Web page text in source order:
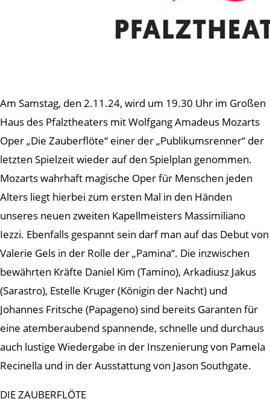
Am Samstag, den 2.11.24, wird um 19.30 Uhr im Großen
Haus des Pfalztheaters mit Wolfgang Amadeus Mozarts
Oper „Die Zauberflöte“ einer der „Publikumsrenner“ der
letzten Spielzeit wieder auf den Spielplan genommen.
Mozarts wahrhaft magische Oper für Menschen jeden
Alters liegt hierbei zum ersten Mal in den Händen
unseres neuen zweiten Kapellmeisters Massimiliano
Iezzi. Ebenfalls gespannt sein darf man auf das Debut von
Valerie Gels in der Rolle der „Pamina“. Die inzwischen
bewährten Kräfte Daniel Kim (Tamino), Arkadiusz Jakus
(Sarastro), Estelle Kruger (Königin der Nacht) und
Johannes Fritsche (Papageno) sind bereits Garanten für
eine atemberaubend spannende, schnelle und durchaus
auch lustige Wiedergabe in der Inszenierung von Pamela
Recinella und in der Ausstattung von Jason Southgate.
DIE ZAUBERFLÖTE